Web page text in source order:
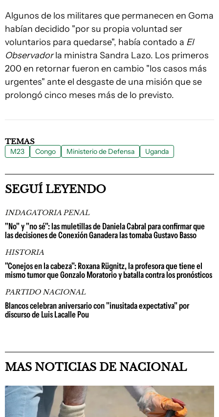
Algunos de los militares que permanecen en Goma
habían decidido "por su propia voluntad ser
voluntarios para quedarse", había contado a El
Observadorla ministra Sandra Lazo. Los primeros
200 en retornar fueron en cambio "los casos más
urgentes" ante el desgaste de una misión que se
prolongó cinco meses más de lo previsto.
TEMAS
M23 Congo Ministerio de Defensa Uganda
SEGUÍ LEYENDO
INDAGATORIA PENAL
"No" y "no sé": las muletillas de Daniela Cabral para confirmar que
las decisiones de Conexión Ganadera las tomaba Gustavo Basso
HISTORIA
"Conejos en la cabeza": Roxana Rügnitz, la profesora que tiene el
mismo tumor que Gonzalo Moratorio y batalla contra los pronósticos
PARTIDO NACIONAL
Blancos celebran aniversario con "inusitada expectativa" por
discurso de Luis Lacalle Pou
MAS NOTICIAS DE NACIONAL